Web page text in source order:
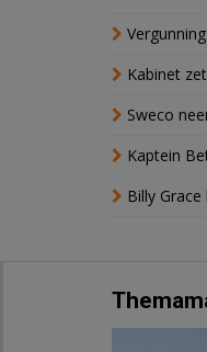
Kabinet
Sweco
Kaptein
Billy